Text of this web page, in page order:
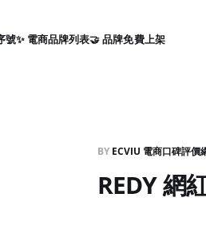
號✨ 電商品牌列表🤝 品牌免費上架
BY ECVIU 電商口碑評價
REDY 網